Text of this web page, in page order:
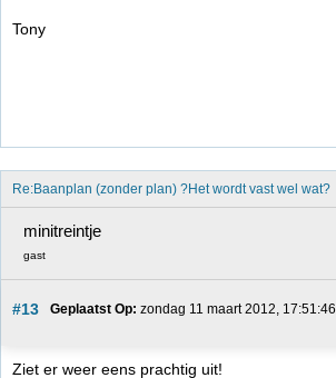
Tony
Re:Baanplan (zonder plan) ?Het wordt vast wel wat?
minitreintje
gast
#13 Geplaatst Op: zondag 11 maart 2012, 17:51:46
Ziet er weer eens prachtig uit!